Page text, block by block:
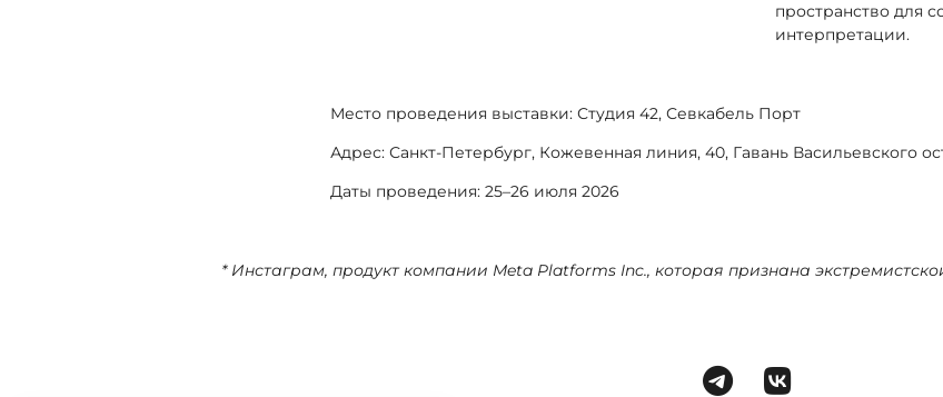
пространство для
интерпретации.
Место проведения выставки: Студия 42, Севкабель Порт
Адрес: Санкт-Петербург, Кожевенная линия, 40, Гавань Васильевского
Даты проведения: 25–26 июля 2026
* Инстаграм, продукт компании Meta Platforms Inc., которая признана